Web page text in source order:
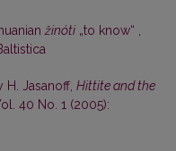
žinóti „to know“
H. Jasanoff, Hittite and the
40 No. 1 (2005):